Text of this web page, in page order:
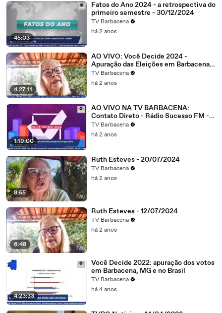
45:03
Fatos do Ano 2024 - a retrospectiva do
primeiro semestre - 30/12/2024
TV Barbacena
há 2 anos
4:27:11
AO VIVO: Você Decide 2024 -
Apuração das Eleições em Barbacena e
Região
TV Barbacena
há 2 anos
1:19:00
AO VIVO NA TV BARBACENA:
Contato Direto - Rádio Sucesso FM -
07/10/2024
TV Barbacena
há 2 anos
8:55
Ruth Esteves - 20/07/2024
TV Barbacena
há 2 anos
6:48
Ruth Esteves - 12/07/2024
TV Barbacena
há 2 anos
4:23:33
Você Decide 2022: apuração dos votos
em Barbacena, MG e no Brasil
TV Barbacena
há 4 anos